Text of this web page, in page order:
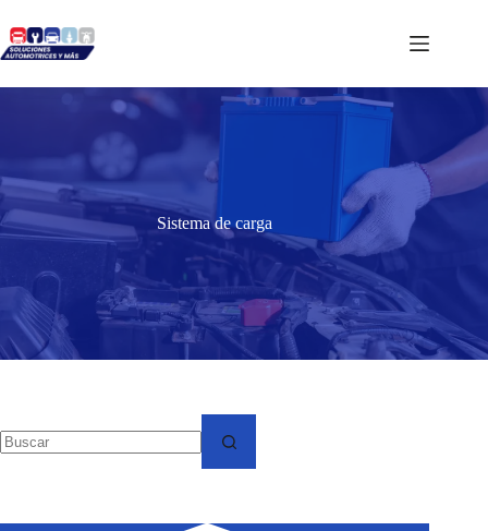
al
contenido
Sistema de carga